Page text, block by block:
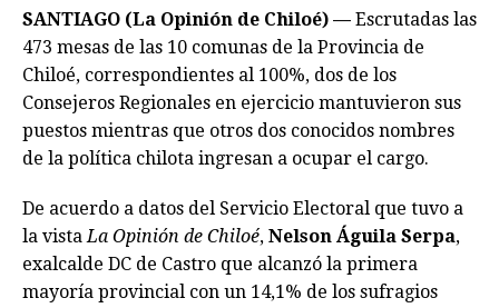
SANTIAGO (La Opinión de Chiloé) — Escrutadas las
473 mesas de las 10 comunas de la Provincia de
Chiloé, correspondientes al 100%, dos de los
Consejeros Regionales en ejercicio mantuvieron sus
puestos mientras que otros dos conocidos nombres
de la política chilota ingresan a ocupar el cargo.
De acuerdo a datos del Servicio Electoral que tuvo a
la vistaLa Opinión de Chiloé, Nelson Águila Serpa,
exalcalde DC de Castro que alcanzó la primera
mayoría provincial con un 14,1% de los sufragios